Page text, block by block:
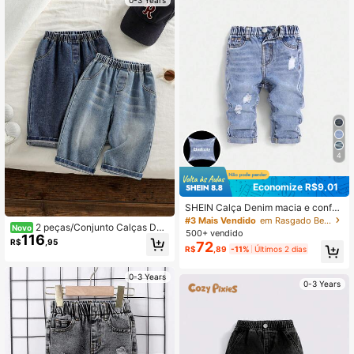
Novo 2 peças/Conjunto Calças Den
im Largas e Soltas para Meninos Be
bês, Calças Denim Casuais, Conjun
R$116 ,95
0-3 Years
4
Economize R$9,01
SHEIN Calça Denim macia e confor
tável para bebê menino com efeito
de lavagem, leve e confortável para
a primavera/verão
#3 Mais Vendido
em Rasgado Bebê Meninos Jeans
500+ vendido
R$72 ,89 -11% Últimos 2 dias
0-3 Years